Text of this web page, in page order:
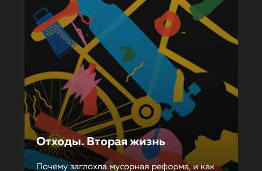
Отходы. Вторая жизнь
Почему заглохла мусорная реформа, и как